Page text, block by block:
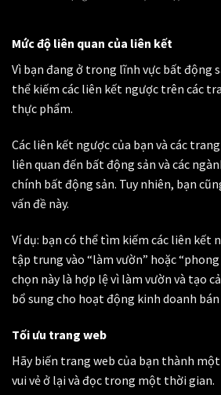
Mức độ liên quan của liên kết
Vì bạn đang ở trong lĩnh vực bất động
thể kiếm các liên kết ngược trên các
thực phẩm.
Các liên kết ngược của bạn và các
liên quan đến bất động sản và các
chính bất động sản. Tuy nhiên, bạn
vấn đề này.
Ví dụ: bạn có thể tìm kiếm các liên kết
tập trung vào “làm vườn” hoặc
chọn này là hợp lệ vì làm vườn và tạo
bổ sung cho hoạt động kinh doanh bán
Tối ưu trang web
Hãy biến trang web của bạn thành
vui vẻ ở lại và đọc trong một thời gian.